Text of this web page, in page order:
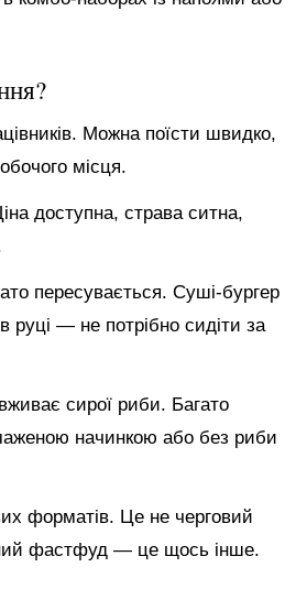
Можна поїсти швидко,
місця.
доступна, страва ситна,
пересувається. Суші-бургер
руці — не потрібно сидіти за
сирої риби. Багато
начинкою або без риби
форматів. Це не черговий
фастфуд — це щось інше.